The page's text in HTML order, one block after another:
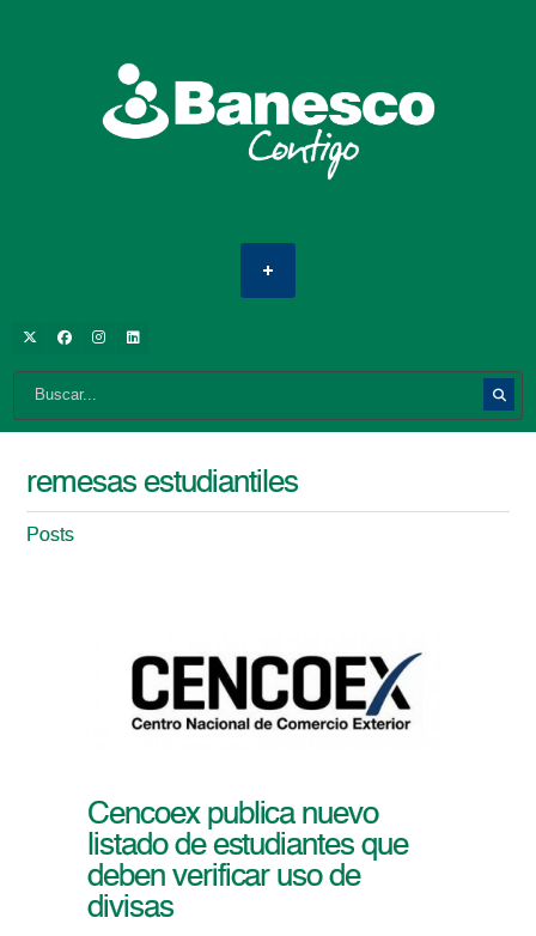
remesas estudiantiles
Posts
Cencoex publica nuevo
listado de estudiantes que
deben verificar uso de
divisas